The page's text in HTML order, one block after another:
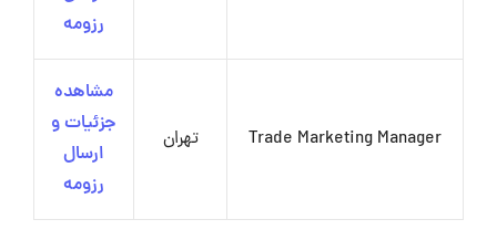
رزومه
Trade Marketing Manager تهران
مشاهده
جزئیات و
ارسال
رزومه